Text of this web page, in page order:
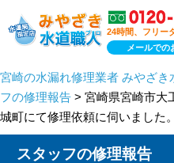
24時間、フリー
メールでの
宮崎の水漏れ修理業者 みやざ
フの修理報告 > 宮崎県宮崎市大
城町にて修理依頼に伺いました。
スタッフの修理報告